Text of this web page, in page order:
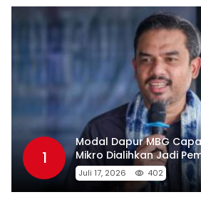
1
Modal Dapur MBG
Mikro Dialihkan Jadi
Juli 17, 2026 402